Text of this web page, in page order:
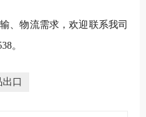
、物流需求，欢迎联系我司
。
口